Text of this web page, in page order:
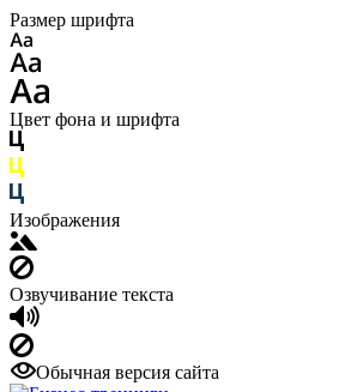
Размер шрифта
Цвет фона и шрифта
Изображения
Озвучивание текста
Обычная версия сайта